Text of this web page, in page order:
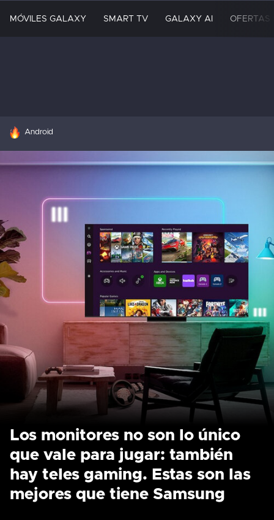
MÓVILES GALAXY SMART TV GALAXY AI OFERTAS
HOY SE HABLA DE
Android
Los monitores no son lo único
que vale para jugar: también
hay teles gaming. Estas son las
mejores que tiene Samsung